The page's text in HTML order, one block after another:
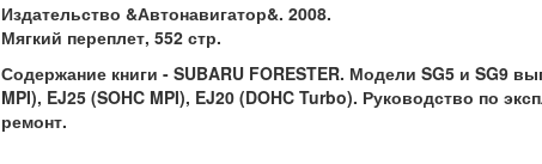
Издательство &Автонавигатор&. 2008.
Мягкий переплет, 552 стр.
Содержание книги - SUBARU FORESTER. Модели SG5 и SG9
MPI), EJ25 (SOHC MPI), EJ20 (DOHC Turbo). Руководство по
ремонт.